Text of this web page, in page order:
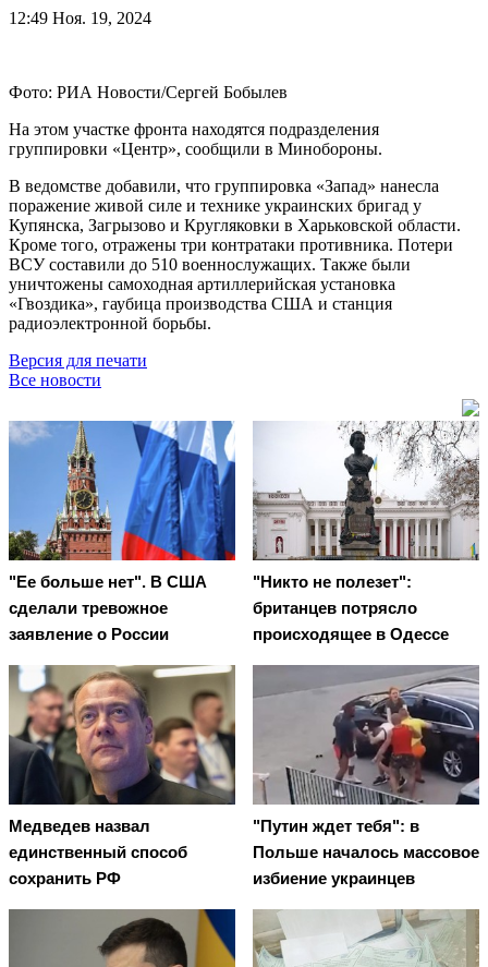
12:49 Ноя. 19, 2024
Фото: РИА Новости/Сергей Бобылев
На этом участке фронта находятся подразделения
группировки «Центр», сообщили в Минобороны.
В ведомстве добавили, что группировка «Запад» нанесла
поражение живой силе и технике украинских бригад у
Купянска, Загрызово и Кругляковки в Харьковской области.
Кроме того, отражены три контратаки противника. Потери
ВСУ составили до 510 военнослужащих. Также были
уничтожены самоходная артиллерийская установка
«Гвоздика», гаубица производства США и станция
радиоэлектронной борьбы.
Версия для печати
Все новости
"Ее больше нет". В США
сделали тревожное
заявление о России
"Никто не полезет":
британцев потрясло
происходящее в Одессе
Медведев назвал
единственный способ
сохранить РФ
"Путин ждет тебя": в
Польше началось массовое
избиение украинцев